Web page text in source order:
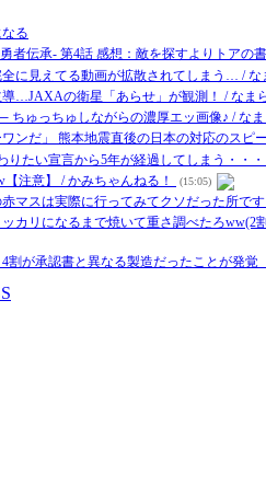
る
者伝承- 第4話 感想：敵を探すよりトアの
全に見えてる動画が拡散されてしまう… /
…JAXAの衛星「あらせ」が観測！ / なま
ちゅっちゅしながらの濃厚エッ画像♪ / な
ンだ」 熊本地震直後の日本の対応のスピ
りたい宣言から5年が経過してしまう・・
注意】 / かみちゃんねる！
(15:05)
赤マスは実際に行ってみてクソだった所で
ッカリになるまで焼いて重さ調べたろ
4割が承認書と異なる製造だったことが発